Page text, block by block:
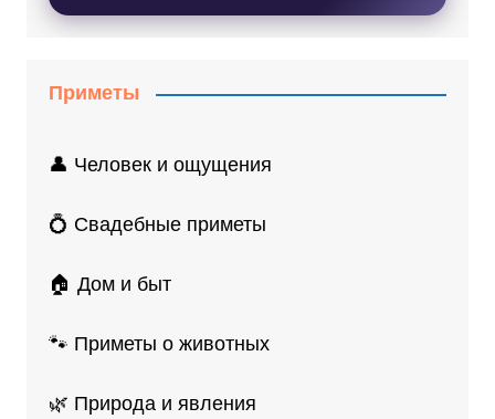
Приметы
👤 Человек и ощущения
💍 Свадебные приметы
🏠 Дом и быт
🐾 Приметы о животных
🌿 Природа и явления